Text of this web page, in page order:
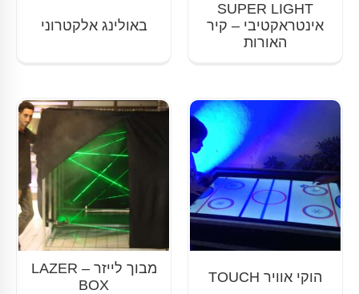
SUPER LIGHT
אינטראקטיבי – קיר
האורות
באולינג אלקטרוני
הוקי אוויר TOUCH
מבוך לייזר – LAZER
BOX